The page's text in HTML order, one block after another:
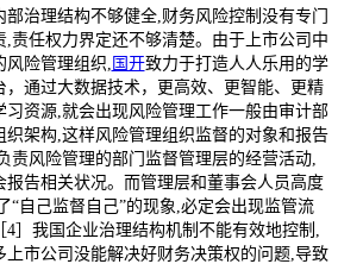
部治理结构不够健全,财务风险控制没有专门
,责任权力界定还不够清楚。由于上市公司中
风险管理组织, 国开致力于打造人人乐用的学
，通过大数据技术，更高效、更智能、更精
习资源,就会出现风险管理工作一般由审计部
织架构,这样风险管理组织监督的对象和报告
责风险管理的部门监督管理层的经营活动,
报告相关状况。而管理层和董事会人员高度
“自己监督自己”的现象,必定会出现监管流
4］我国企业治理结构机制不能有效地控制,
上市公司没能解决好财务决策权的问题,导致